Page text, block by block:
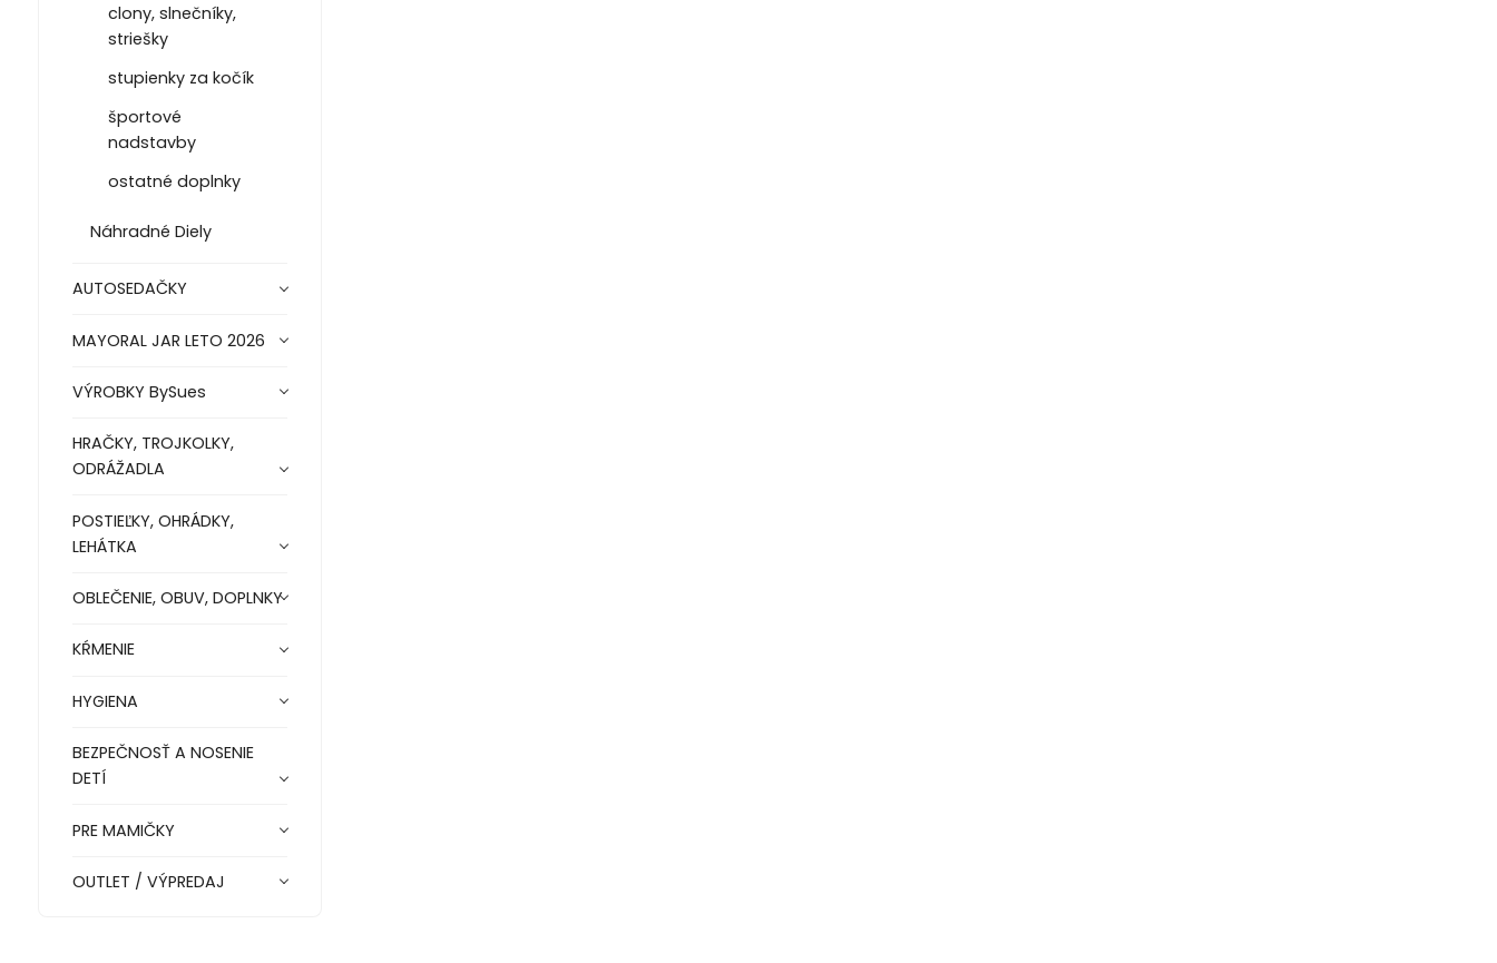
clony, slnečníky,
striešky
stupienky za kočík
športové
nadstavby
ostatné doplnky
Náhradné Diely
AUTOSEDAČKY
MAYORAL JAR LETO 2026
VÝROBKY BySues
HRAČKY, TROJKOLKY,
ODRÁŽADLA
POSTIEĽKY, OHRÁDKY,
LEHÁTKA
OBLEČENIE, OBUV, DOPLNKY
KŔMENIE
HYGIENA
BEZPEČNOSŤ A NOSENIE
DETÍ
PRE MAMIČKY
OUTLET / VÝPREDAJ